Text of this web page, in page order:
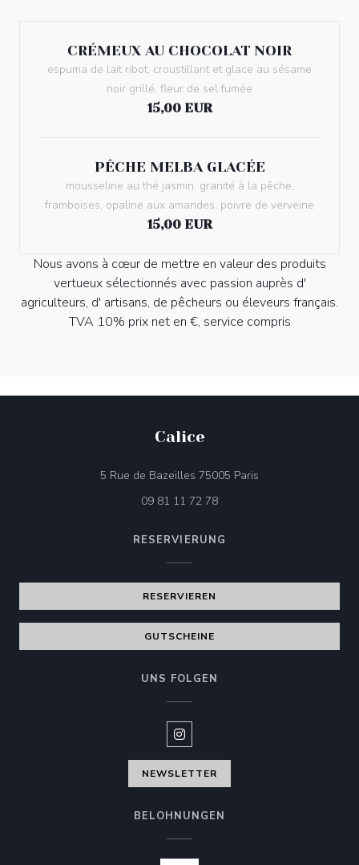
CRÉMEUX AU CHOCOLAT NOIR
espuma de lait ribot, croustillant et glace au sésame
noir grillé, fleur de sel fumée
15,00 EUR
PÊCHE MELBA GLACÉE
mousseline au thé jasmin, granité à la pêche,
framboises, opaline aux amandes, poivre de verveine
15,00 EUR
Nous avons à cœur de mettre en valeur des produits
vertueux sélectionnés avec passion auprès d'
agriculteurs, d' artisans, de pêcheurs ou éleveurs français.
TVA 10% prix net en €, service compris
Calice
5 Rue de Bazeilles 75005 Paris
09 81 11 72 78
RESERVIERUNG
RESERVIEREN
GUTSCHEINE
UNS FOLGEN
Instagram ((öffnet ein neues
NEWSLETTER
BELOHNUNGEN